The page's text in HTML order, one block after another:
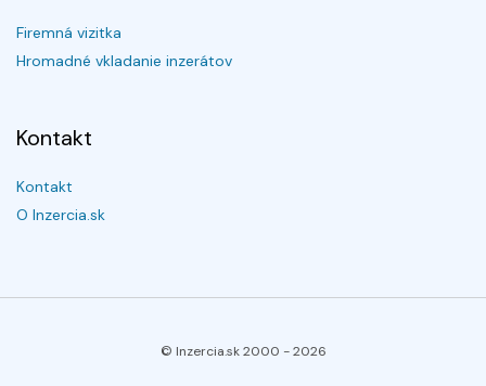
Firemná vizitka
Hromadné vkladanie inzerátov
Kontakt
Kontakt
O Inzercia.sk
© Inzercia.sk 2000 -2026